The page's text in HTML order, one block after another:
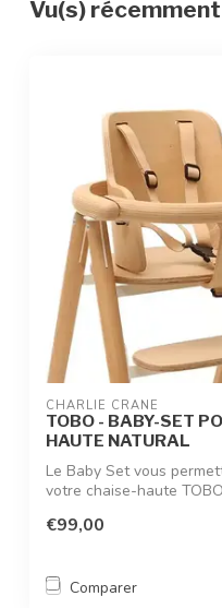
Vu(s) récemment
CHARLIE CRANE
TOBO - BABY-SET
HAUTE NATURAL
Le Baby Set vous
votre chaise-haute
€99,00
Comparer